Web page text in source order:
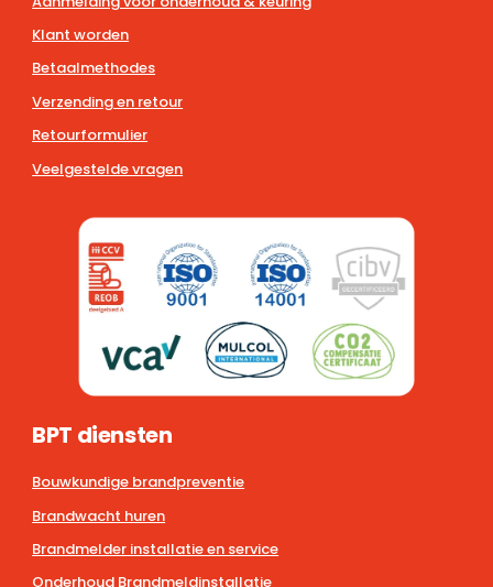
Klant worden
Betaalmethodes
Verzending en retour
Retourformulier
Veelgestelde vragen
BPT diensten
Bouwkundige brandpreventie
Brandwacht huren
Brandmelder installatie en service
Onderhoud Brandmeldinstallatie